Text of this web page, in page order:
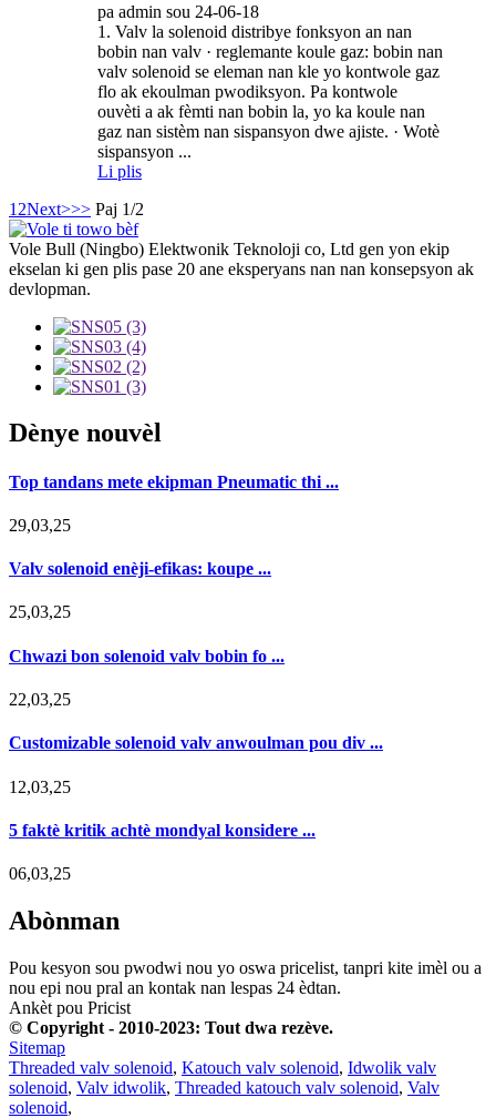
pa admin sou 24-06-18
1. Valv la solenoid distribye fonksyon an nan
bobin nan valv · reglemante koule gaz: bobin nan
valv solenoid se eleman nan kle yo kontwole gaz
flo ak ekoulman pwodiksyon. Pa kontwole
ouvèti a ak fèmti nan bobin la, yo ka koule nan
gaz nan sistèm nan sispansyon dwe ajiste. · Wotè
sispansyon ...
Li plis
1 2Next>>> Paj 1/2
Vole Bull (Ningbo) Elektwonik Teknoloji co, Ltd gen yon ekip
ekselan ki gen plis pase 20 ane eksperyans nan nan konsepsyon ak
devlopman.
Dènye nouvèl
Top tandans mete ekipman Pneumatic thi ...
29,03,25
Valv solenoid enèji-efikas: koupe ...
25,03,25
Chwazi bon solenoid valv bobin fo ...
22,03,25
Customizable solenoid valv anwoulman pou div ...
12,03,25
5 faktè kritik achtè mondyal konsidere ...
06,03,25
Abònman
Pou kesyon sou pwodwi nou yo oswa pricelist, tanpri kite imèl ou a
nou epi nou pral an kontak nan lespas 24 èdtan.
Ankèt pou Pricist
© Copyright - 2010-2023: Tout dwa rezève.
Sitemap
Threaded valv solenoid, Katouch valv solenoid, Idwolik valv
solenoid, Valv idwolik, Threaded katouch valv solenoid, Valv
solenoid,